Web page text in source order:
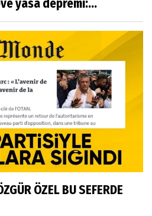
yasa depremi:...
ÖZEL BU SEFERDE